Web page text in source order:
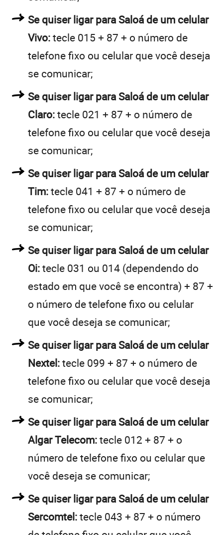
Se quiser ligar para Saloá de um celular
Vivo:tecle 015 + 87 + o número de
telefone fixo ou celular que você deseja
se comunicar;
Se quiser ligar para Saloá de um celular
Claro:tecle 021 + 87 + o número de
telefone fixo ou celular que você deseja
se comunicar;
Se quiser ligar para Saloá de um celular
Tim:tecle 041 + 87 + o número de
telefone fixo ou celular que você deseja
se comunicar;
Se quiser ligar para Saloá de um celular
Oi:tecle 031 ou 014 (dependendo do
estado em que você se encontra) + 87 +
o número de telefone fixo ou celular
que você deseja se comunicar;
Se quiser ligar para Saloá de um celular
Nextel:tecle 099 + 87 + o número de
telefone fixo ou celular que você deseja
se comunicar;
Se quiser ligar para Saloá de um celular
Algar Telecom:tecle 012 + 87 + o
número de telefone fixo ou celular que
você deseja se comunicar;
Se quiser ligar para Saloá de um celular
Sercomtel:tecle 043 + 87 + o número